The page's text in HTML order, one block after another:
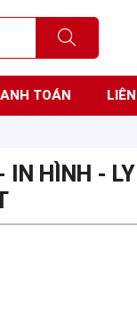
TOÁN
IN HÌNH -